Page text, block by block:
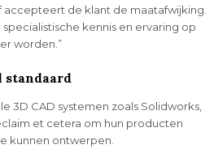
de klant de maatafwijking.
kennis en ervaring op
worden.”
standaard
3D CAD systemen zoals Solidworks,
et cetera om hun producten
kunnen ontwerpen.